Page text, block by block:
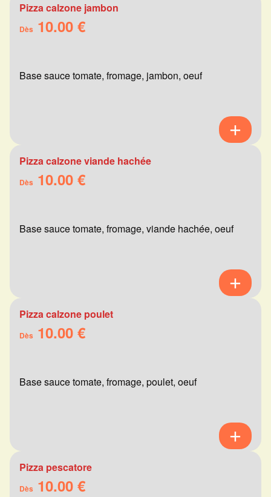
Pizza calzone jambon
Dès 10.00 €
Base sauce tomate, fromage, jambon, oeuf
Pizza calzone viande hachée
Dès 10.00 €
Base sauce tomate, fromage, viande hachée, oeuf
Pizza calzone poulet
Dès 10.00 €
Base sauce tomate, fromage, poulet, oeuf
Pizza pescatore
Dès 10.00 €